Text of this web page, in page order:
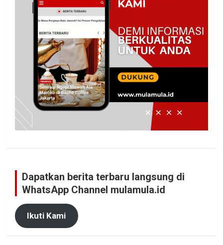
Dapatkan berita terbaru langsung di
WhatsApp Channel mulamula.id
Ikuti Kami